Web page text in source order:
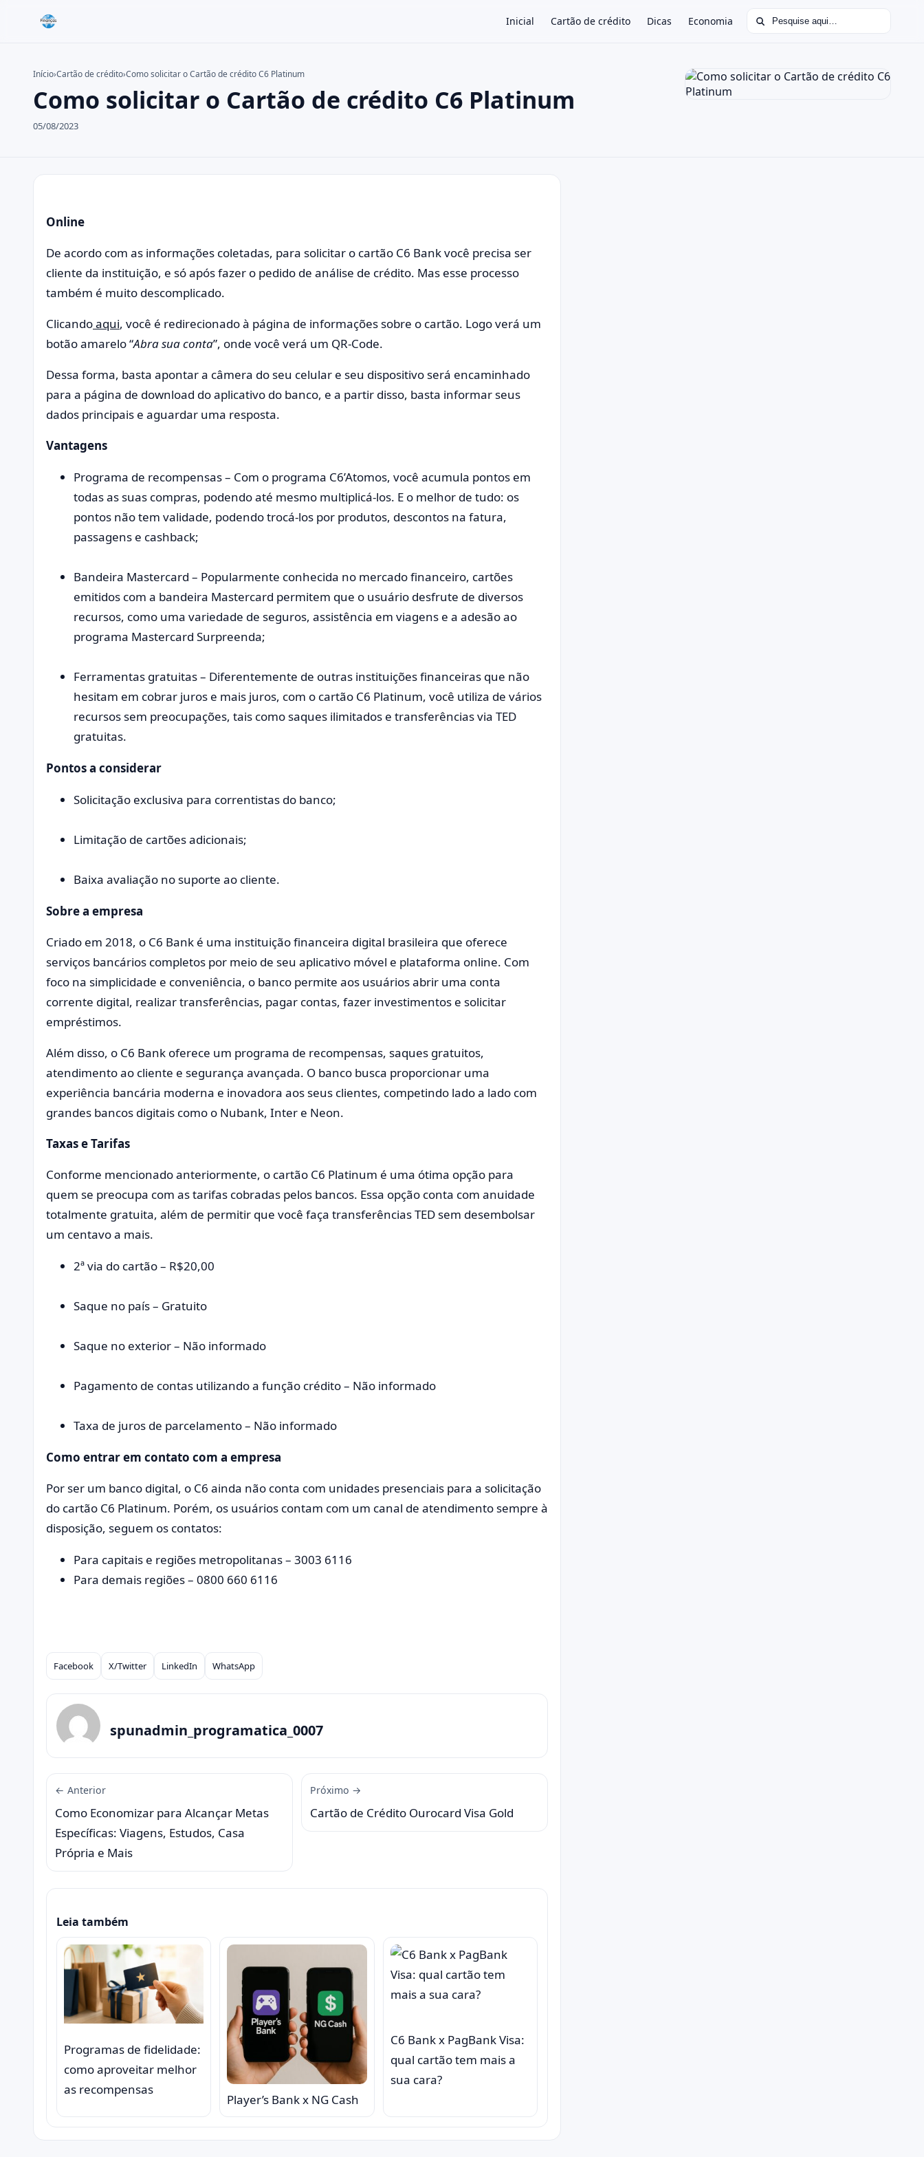
Inicial Cartão de crédito Dicas Economia Buscar por:
Buscar no site ×
Início›Cartão de crédito›Como solicitar o Cartão de crédito C6 Platinum
Como solicitar o Cartão de crédito C6 Platinum
05/08/2023
Online
De acordo com as informações coletadas, para solicitar o cartão C6 Bank você precisa ser
cliente da instituição, e só após fazer o pedido de análise de crédito. Mas esse processo
também é muito descomplicado.
Clicandoaqui, você é redirecionado à página de informações sobre o cartão. Logo verá um
botão amarelo “Abra sua conta”, onde você verá um QR-Code.
Dessa forma, basta apontar a câmera do seu celular e seu dispositivo será encaminhado
para a página de download do aplicativo do banco, e a partir disso, basta informar seus
dados principais e aguardar uma resposta.
Vantagens
Programa de recompensas – Com o programa C6’Atomos, você acumula pontos em
todas as suas compras, podendo até mesmo multiplicá-los. E o melhor de tudo: os
pontos não tem validade, podendo trocá-los por produtos, descontos na fatura,
passagens e cashback;
Bandeira Mastercard – Popularmente conhecida no mercado financeiro, cartões
emitidos com a bandeira Mastercard permitem que o usuário desfrute de diversos
recursos, como uma variedade de seguros, assistência em viagens e a adesão ao
programa Mastercard Surpreenda;
Ferramentas gratuitas – Diferentemente de outras instituições financeiras que não
hesitam em cobrar juros e mais juros, com o cartão C6 Platinum, você utiliza de vários
recursos sem preocupações, tais como saques ilimitados e transferências via TED
gratuitas.
Pontos a considerar
Solicitação exclusiva para correntistas do banco;
Limitação de cartões adicionais;
Baixa avaliação no suporte ao cliente.
Sobre a empresa
Criado em 2018, o C6 Bank é uma instituição financeira digital brasileira que oferece
serviços bancários completos por meio de seu aplicativo móvel e plataforma online. Com
foco na simplicidade e conveniência, o banco permite aos usuários abrir uma conta
corrente digital, realizar transferências, pagar contas, fazer investimentos e solicitar
empréstimos.
Além disso, o C6 Bank oferece um programa de recompensas, saques gratuitos,
atendimento ao cliente e segurança avançada. O banco busca proporcionar uma
experiência bancária moderna e inovadora aos seus clientes, competindo lado a lado com
grandes bancos digitais como o Nubank, Inter e Neon.
Taxas e Tarifas
Conforme mencionado anteriormente, o cartão C6 Platinum é uma ótima opção para
quem se preocupa com as tarifas cobradas pelos bancos. Essa opção conta com anuidade
totalmente gratuita, além de permitir que você faça transferências TED sem desembolsar
um centavo a mais.
2ª via do cartão – R$20,00
Saque no país – Gratuito
Saque no exterior – Não informado
Pagamento de contas utilizando a função crédito – Não informado
Taxa de juros de parcelamento – Não informado
Como entrar em contato com a empresa
Por ser um banco digital, o C6 ainda não conta com unidades presenciais para a solicitação
do cartão C6 Platinum. Porém, os usuários contam com um canal de atendimento sempre à
disposição, seguem os contatos:
Para capitais e regiões metropolitanas – 3003 6116
Para demais regiões – 0800 660 6116
Compartilhar
Facebook X/Twitter LinkedIn WhatsApp
spunadmin_programatica_0007
← Anterior
Como Economizar para Alcançar Metas
Específicas: Viagens, Estudos, Casa
Própria e Mais
Próximo →
Cartão de Crédito Ourocard Visa Gold
Leia também
Programas de fidelidade:
como aproveitar melhor
as recompensas
Player’s Bank x NG Cash
C6 Bank x PagBank Visa:
qual cartão tem mais a
sua cara?